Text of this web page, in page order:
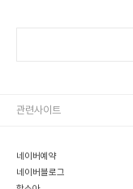
네이버예약
네이버블로그
관련사이트